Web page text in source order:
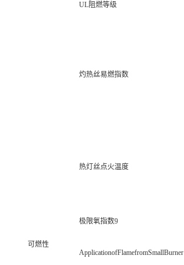
可燃性
UL阻燃等级
灼热丝易燃指数
热灯丝点火温度
极限氧指数9
ApplicationofFlamefromSmallBurner